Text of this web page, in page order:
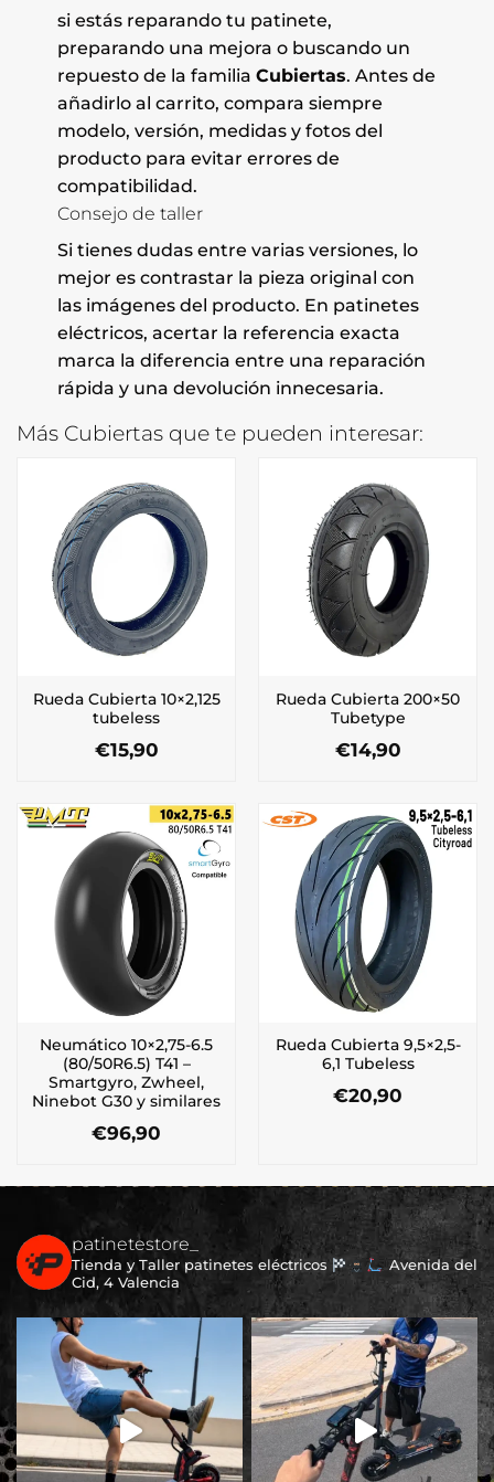
si estás reparando tu patinete,
preparando una mejora o buscando un
repuesto de la familia Cubiertas. Antes de
añadirlo al carrito, compara siempre
modelo, versión, medidas y fotos del
producto para evitar errores de
compatibilidad.
Consejo de taller
Si tienes dudas entre varias versiones, lo
mejor es contrastar la pieza original con
las imágenes del producto. En patinetes
eléctricos, acertar la referencia exacta
marca la diferencia entre una reparación
rápida y una devolución innecesaria.
Más Cubiertas que te pueden interesar:
Rueda Cubierta 10×2,125
tubeless
€15,90
Rueda Cubierta 200×50
Tubetype
€14,90
Neumático 10×2,75-6.5
(80/50R6.5) T41 –
Smartgyro, Zwheel,
Ninebot G30 y similares
€96,90
Rueda Cubierta 9,5×2,5-
6,1 Tubeless
€20,90
patinetestore_
Tienda y Taller patinetes eléctricos
Avenida del
Cid, 4 Valencia